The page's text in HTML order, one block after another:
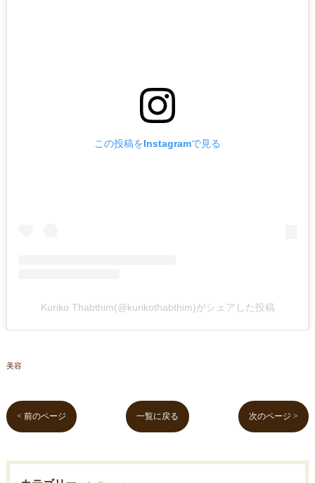
この投稿をInstagramで見る
Kuriko Thabthim(@kurikothabthim)がシェアした投稿
美容
< 前のページ 一覧に戻る 次のページ >